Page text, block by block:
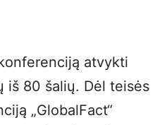
atvykti
iš 80 šalių. Dėl teisės
„GlobalFact“